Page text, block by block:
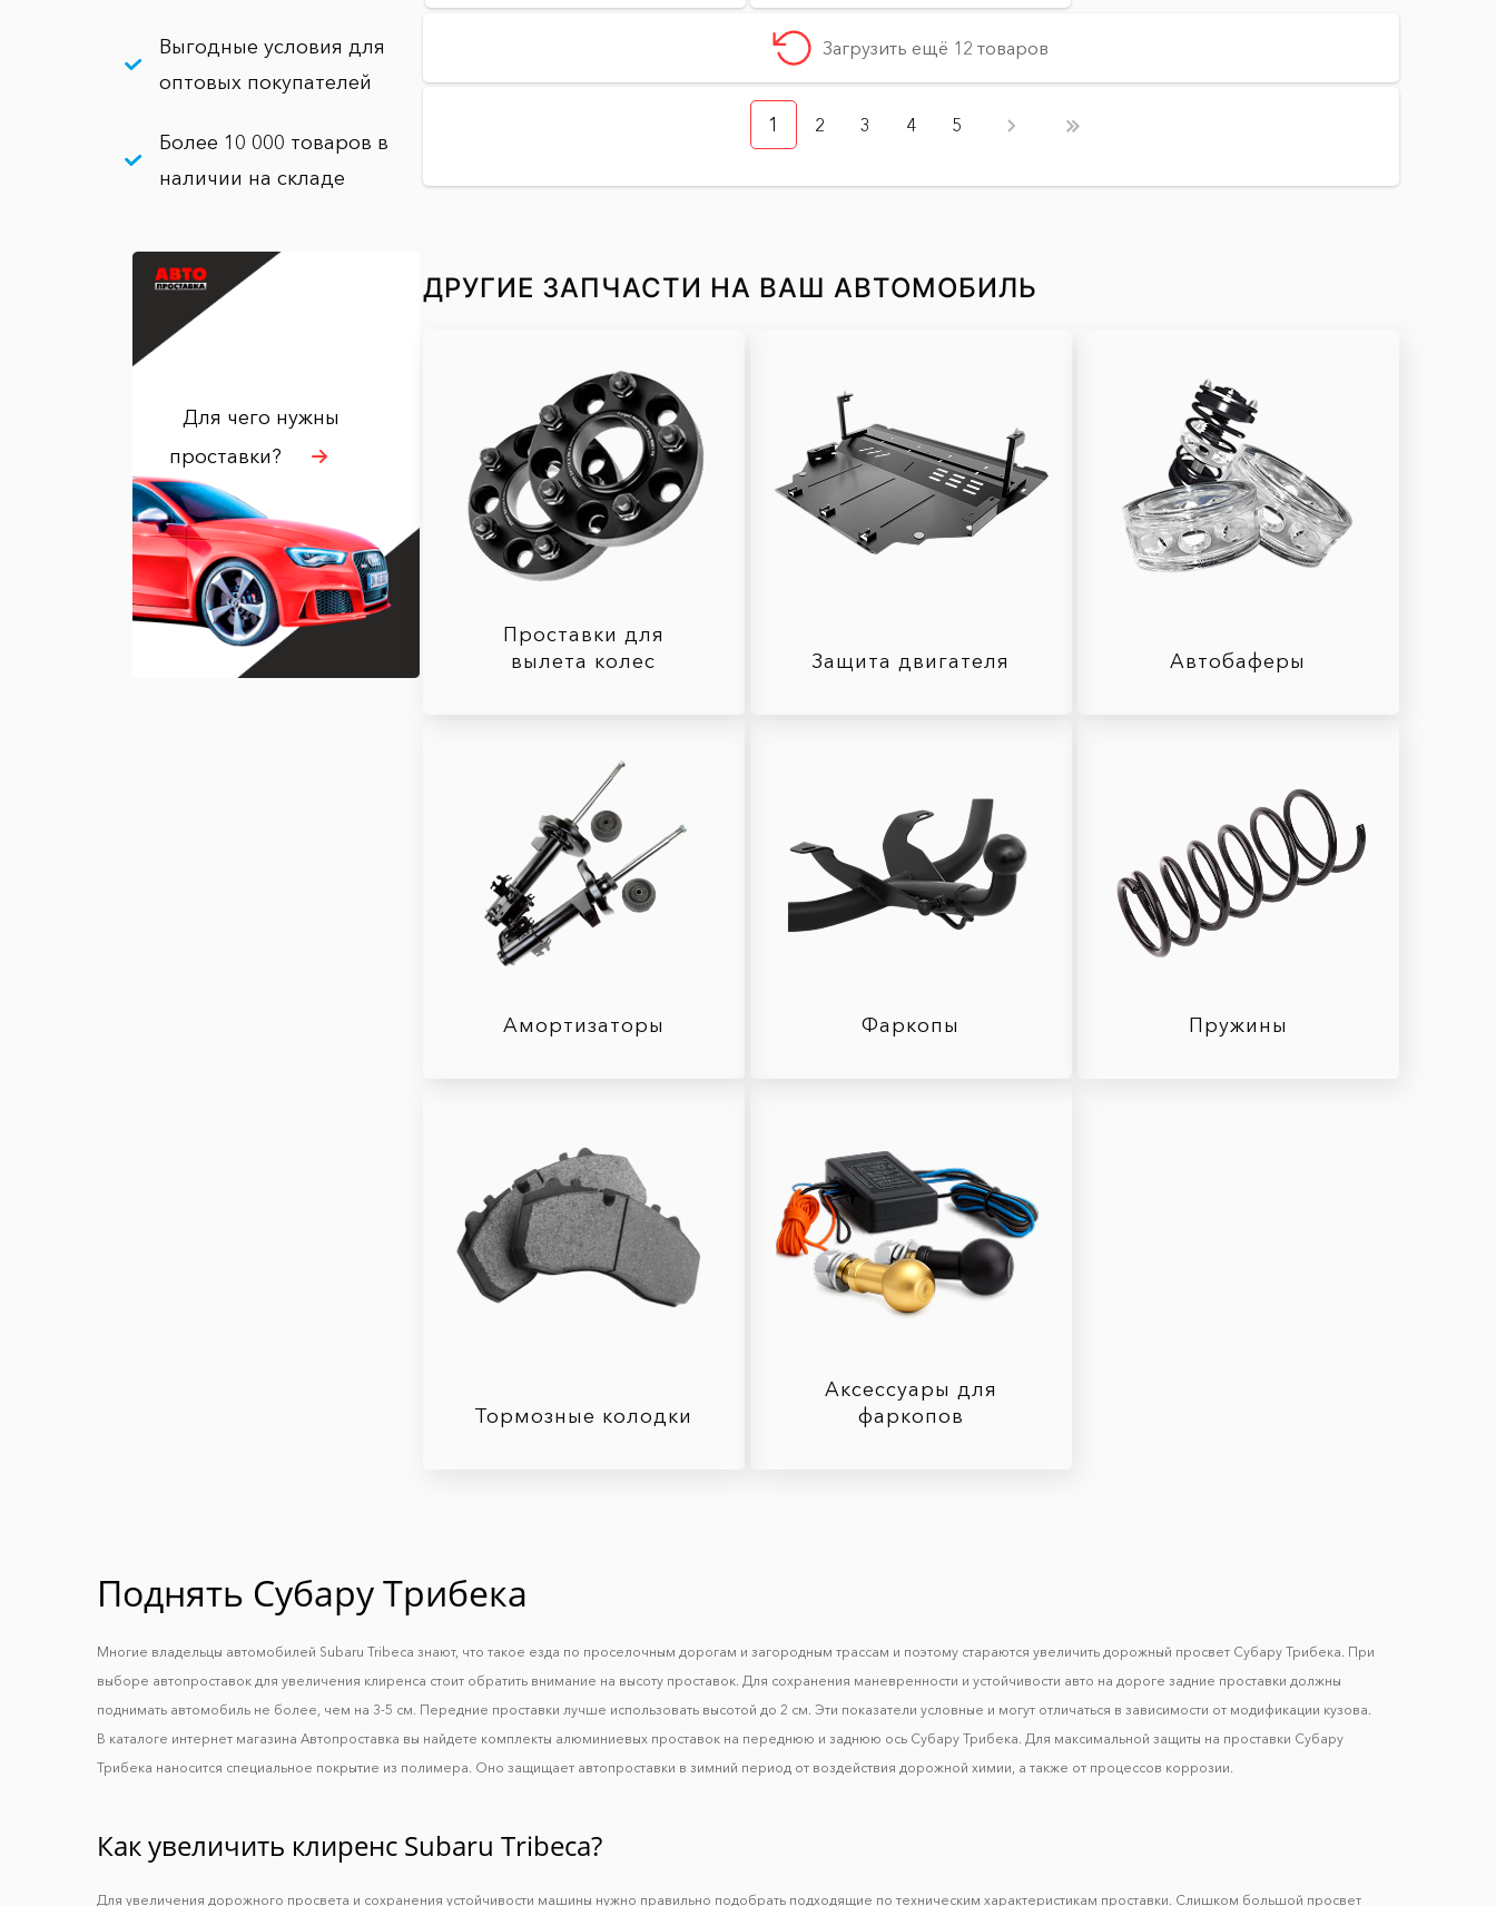
Выгодные условия для
оптовых покупателей
Более 10 000 товаров в
наличии на складе
Для чего нужны
проставки?
Загрузить ещё 12 товаров
1 2 3 4 5
ДРУГИЕ ЗАПЧАСТИ НА ВАШ АВТОМОБИЛЬ
Проставки для
вылета колес
Защита двигателя Автобаферы
Амортизаторы Фаркопы Пружины
Тормозные колодки
Аксессуары для
фаркопов
Поднять Субару Трибека
Многие владельцы автомобилей Subaru Tribeca знают, что такое езда по проселочным дорогам и загородным трассам и поэтому стараются увеличить дорожный просвет Субару Трибека. При
выборе автопроставок для увеличения клиренса стоит обратить внимание на высоту проставок. Для сохранения маневренности и устойчивости авто на дороге задние проставки должны
поднимать автомобиль не более, чем на 3-5 см. Передние проставки лучше использовать высотой до 2 см. Эти показатели условные и могут отличаться в зависимости от модификации кузова.
В каталоге интернет магазина Автопроставка вы найдете комплекты алюминиевых проставок на переднюю и заднюю ось Субару Трибека. Для максимальной защиты на проставки Субару
Трибека наносится специальное покрытие из полимера. Оно защищает автопроставки в зимний период от воздействия дорожной химии, а также от процессов коррозии.
Как увеличить клиренс Subaru Tribeca?
Для увеличения дорожного просвета и сохранения устойчивости машины нужно правильно подобрать подходящие по техническим характеристикам проставки. Слишком большой просвет